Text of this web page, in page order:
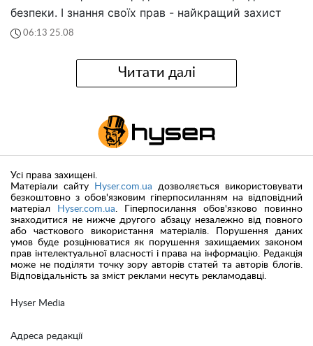
безпеки. І знання своїх прав - найкращий захист
06:13 25.08
Читати далі
Hyser Media
Адреса редакції
Усі права захищені.
Матеріали сайту
Hyser.com.ua дозволяється використовувати
безкоштовно з обов'язковим гіперпосиланням на відповідний
матеріал
Hyser.com.ua . Гіперпосилання обов'язково повинно
знаходитися не нижче другого абзацу незалежно від повного
або часткового використання матеріалів. Порушення даних
умов буде розцінюватися як порушення захищаемих законом
прав інтелектуальної власності і права на інформацію. Редакція
може не поділяти точку зору авторів статей та авторів блогів.
Відповідальність за зміст реклами несуть рекламодавці.